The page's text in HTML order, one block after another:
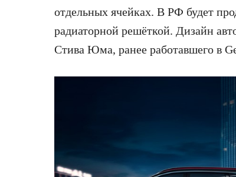
отдельных ячейках. В РФ будет
радиаторной решёткой. Дизайн
Стива Юма, ранее работавшего в